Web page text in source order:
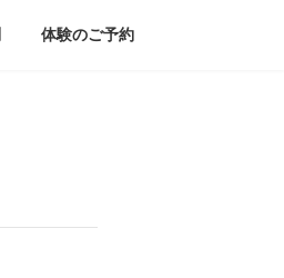
体験のご予約